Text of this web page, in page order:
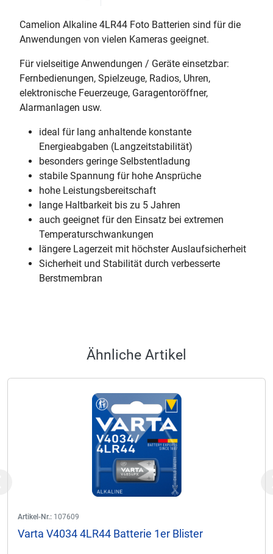
Camelion Alkaline 4LR44 Foto Batterien sind für die
Anwendungen von vielen Kameras geeignet.
Für vielseitige Anwendungen / Geräte einsetzbar:
Fernbedienungen, Spielzeuge, Radios, Uhren,
elektronische Feuerzeuge, Garagentoröffner,
Alarmanlagen usw.
ideal für lang anhaltende konstante
Energieabgaben (Langzeitstabilität)
besonders geringe Selbstentladung
stabile Spannung für hohe Ansprüche
hohe Leistungsbereitschaft
lange Haltbarkeit bis zu 5 Jahren
auch geeignet für den Einsatz bei extremen
Temperaturschwankungen
längere Lagerzeit mit höchster Auslaufsicherheit
Sicherheit und Stabilität durch verbesserte
Berstmembran
Ähnliche Artikel
Artikel-Nr.: 107609
Varta V4034 4LR44 Batterie 1er Blister